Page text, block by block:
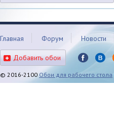
Главная Форум Новости
Добавить обои
© 2016-2100Обои для рабочего стола